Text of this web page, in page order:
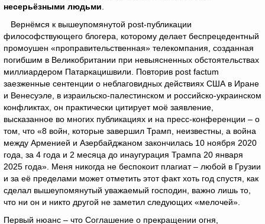
несерьёзными людьми
Вернёмся к вышеупомянутой post-публикации
философствующего блогера, которому делает беспрецедентный
промоушен «проправительственная» телекомпания, созданная
погибшим в Великобритании при невыясненных обстоятельствах
миллиардером Патаркацишвили. Повторив post factum
заезженные сентенции о неблаговидных действиях США в Иране
и Венесуэле, в израильско-палестинском и российско-украинском
конфликтах, он практически цитирует моё заявление,
высказанное во многих публикациях и на пресс-конференции – о
том, что «8 войн, которые завершил Трамп, неизвестны, а война
между Арменией и Азербайджаном закончилась 10 ноября 2020
года, за 4 года и 2 месяца до инаугурация Трампа 20 января
2025 года». Меня никогда не беспокоит плагиат – любой в Грузии
и за её пределами может отметить этот факт хоть год спустя, как
сделал вышеупомянутый уважаемый господин, важно лишь то,
что ни он и никто другой не заметил следующих «мелочей».
Первый нюанс – что Соглашение о прекращении огня,